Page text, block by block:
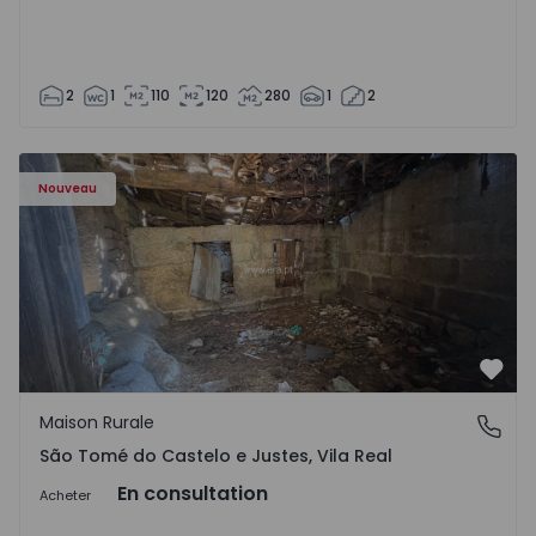
2 1 110 120 280 1 2
Nouveau
Maison Vila Real, São Tomé do Castelo e Justes -
São Tomé do Castelo e Justes, Vila Real
Maison Rurale
São Tomé do Castelo e Justes, Vila Real
Acheter En consultation